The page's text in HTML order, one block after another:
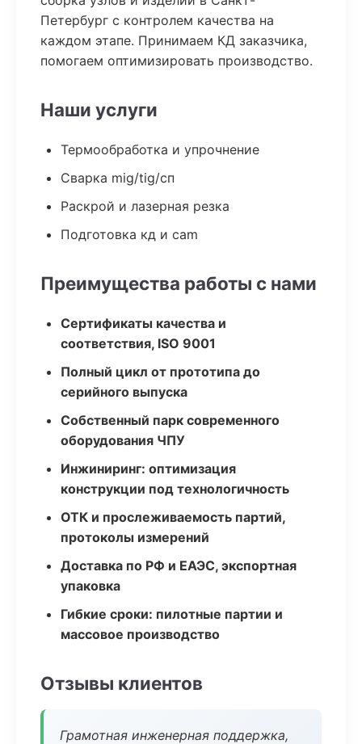
Петербург с контролем качества на
каждом этапе. Принимаем КД заказчика,
помогаем оптимизировать производство.
Наши услуги
Термообработка и упрочнение
Сварка mig/tig/сп
Раскрой и лазерная резка
Подготовка кд и cam
Преимущества работы с нами
Сертификаты качества и
соответствия, ISO 9001
Полный цикл от прототипа до
серийного выпуска
Собственный парк современного
оборудования ЧПУ
Инжиниринг: оптимизация
конструкции под технологичность
ОТК и прослеживаемость партий,
протоколы измерений
Доставка по РФ и ЕАЭС, экспортная
упаковка
Гибкие сроки: пилотные партии и
массовое производство
Отзывы клиентов
Грамотная инженерная поддержка,